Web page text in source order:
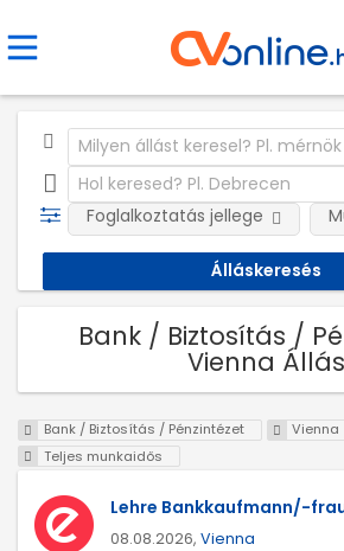
Foglalkoztatás jellege
Bank / Biztosítás /
Vienna Állás
Bank / Biztosítás / Pénzintézet
Vienna
Teljes munkaidős
Lehre Bankkaufmann/-
08.08.2026, Vienna